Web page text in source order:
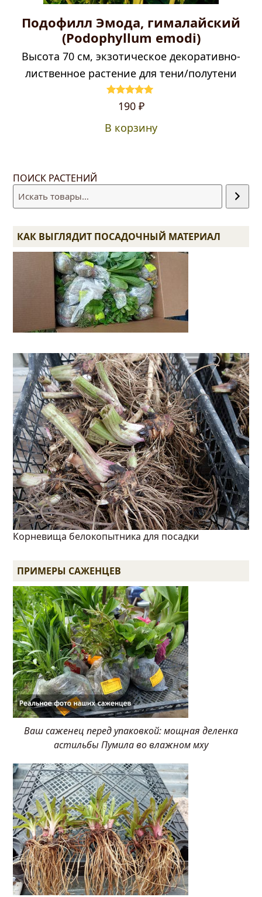
Подофилл Эмода, гималайский
(Podophyllum emodi)
Высота 70 см, экзотическое декоративно-
лиственное растение для тени/полутени
Оценка 5.00
из 5
Первоначальная
составляла
190 ₽Текущая
190 ₽.
В корзину
ПОИСК РАСТЕНИЙ
КАК ВЫГЛЯДИТ ПОСАДОЧНЫЙ МАТЕРИАЛ
Корневища белокопытника для посадки
ПРИМЕРЫ САЖЕНЦЕВ
Ваш саженец перед упаковкой: мощная деленка
астильбы Пумила во влажном мху